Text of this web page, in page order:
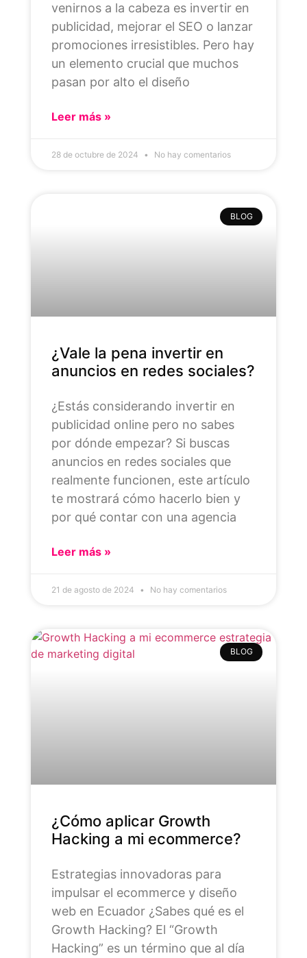
venirnos a la cabeza es invertir en
publicidad, mejorar el SEO o lanzar
promociones irresistibles. Pero hay
un elemento crucial que muchos
pasan por alto el diseño
Leer más »
28 de octubre de 2024 No hay comentarios
BLOG
¿Vale la pena invertir en
anuncios en redes sociales?
¿Estás considerando invertir en
publicidad online pero no sabes
por dónde empezar? Si buscas
anuncios en redes sociales que
realmente funcionen, este artículo
te mostrará cómo hacerlo bien y
por qué contar con una agencia
Leer más »
21 de agosto de 2024 No hay comentarios
BLOG
¿Cómo aplicar Growth
Hacking a mi ecommerce?
Estrategias innovadoras para
impulsar el ecommerce y diseño
web en Ecuador ¿Sabes qué es el
Growth Hacking? El “Growth
Hacking” es un término que al día